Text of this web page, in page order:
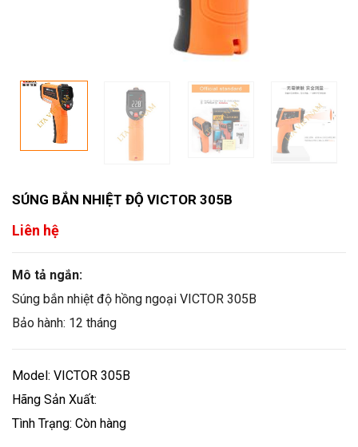
SÚNG BẮN NHIỆT ĐỘ VICTOR 305B
Liên hệ
Mô tả ngắn:
Súng bắn nhiệt độ hồng ngoại VICTOR 305B
Bảo hành: 12 tháng
Model: VICTOR 305B
Hãng Sản Xuất:
Tình Trạng: Còn hàng